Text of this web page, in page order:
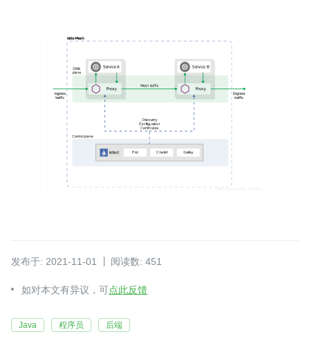
发布于: 2021-11-01 阅读数: 451
如对本文有异议，可点此反馈
Java 程序员 后端